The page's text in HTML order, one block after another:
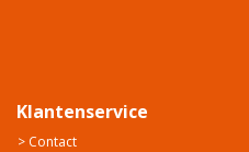
Klantenservice
> Contact